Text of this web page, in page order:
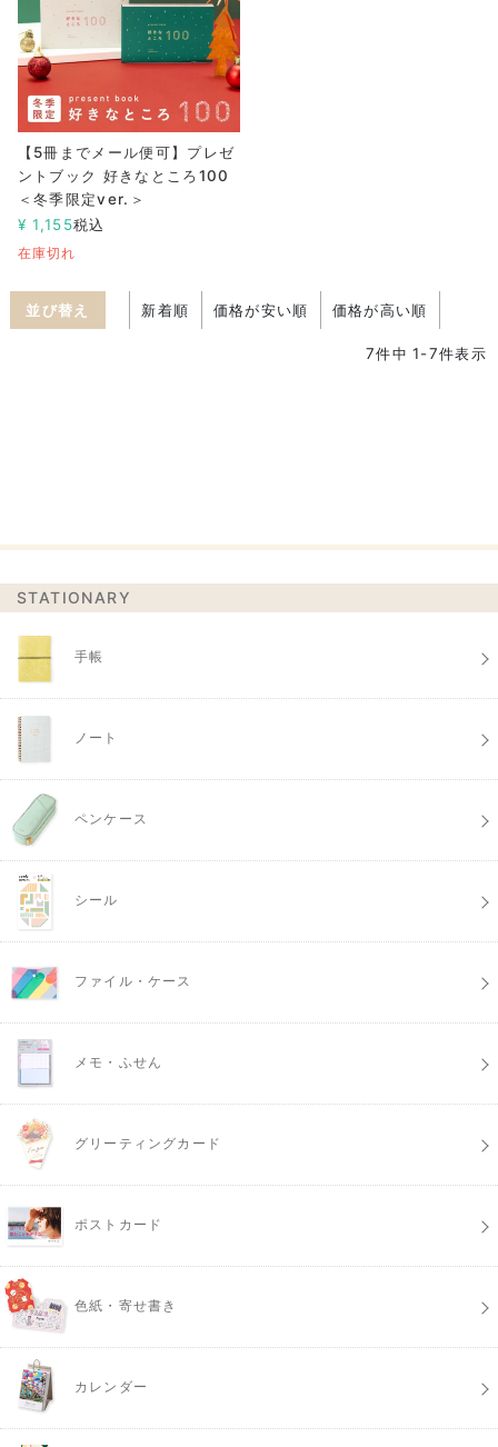
【5冊までメール便可】プレゼ
ントブック 好きなところ100
＜冬季限定ver.＞
¥ 1,155税込
在庫切れ
並び替え 新着順 価格が安い順 価格が高い順
7件中 1-7件表示
STATIONARY
手帳
ノート
ペンケース
シール
ファイル・ケース
メモ・ふせん
グリーティングカード
ポストカード
色紙・寄せ書き
カレンダー